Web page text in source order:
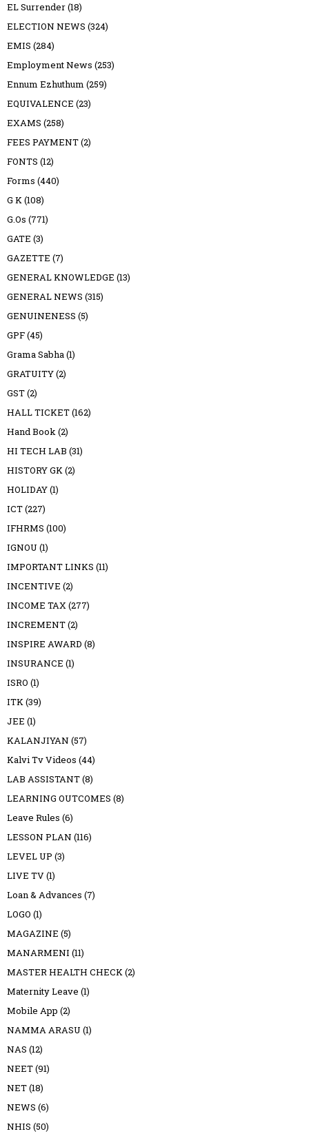
EL Surrender(18)
ELECTION NEWS (324)
EMIS (284)
Employment News (253)
Ennum Ezhuthum (259)
EQUIVALENCE (23)
EXAMS (258)
FEES PAYMENT(2)
FONTS (12)
Forms (440)
G K(108)
G.Os (771)
GATE (3)
GAZETTE (7)
GENERAL KNOWLEDGE (13)
GENERAL NEWS (315)
GENUINENESS (5)
GPF(45)
Grama Sabha(1)
GRATUITY(2)
GST(2)
HALL TICKET(162)
Hand Book(2)
HI TECH LAB (31)
HISTORY GK(2)
HOLIDAY(1)
ICT(227)
IFHRMS (100)
IGNOU (1)
IMPORTANT LINKS (11)
INCENTIVE (2)
INCOME TAX(277)
INCREMENT(2)
INSPIRE AWARD (8)
INSURANCE (1)
ISRO (1)
ITK(39)
JEE (1)
KALANJIYAN (57)
Kalvi Tv Videos (44)
LAB ASSISTANT(8)
LEARNING OUTCOMES (8)
Leave Rules (6)
LESSON PLAN (116)
LEVEL UP (3)
LIVE TV(1)
Loan & Advances (7)
LOGO (1)
MAGAZINE (5)
MANARMENI (11)
MASTER HEALTH CHECK(2)
Maternity Leave (1)
Mobile App (2)
NAMMA ARASU (1)
NAS (12)
NEET(91)
NET(18)
NEWS (6)
NHIS (50)